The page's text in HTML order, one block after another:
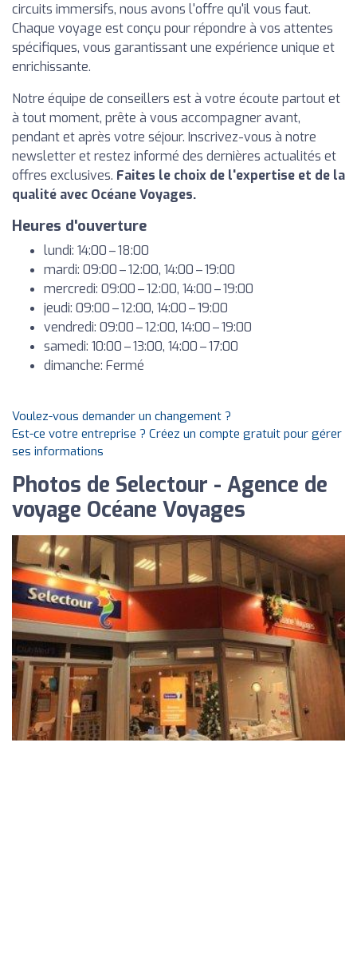
circuits immersifs, nous avons l'offre qu'il vous faut.
Chaque voyage est conçu pour répondre à vos attentes
spécifiques, vous garantissant une expérience unique et
enrichissante.
Notre équipe de conseillers est à votre écoute partout et
à tout moment, prête à vous accompagner avant,
pendant et après votre séjour. Inscrivez-vous à notre
newsletter et restez informé des dernières actualités et
offres exclusives. Faites le choix de l'expertise et de la
qualité avec Océane Voyages.
Heures d'ouverture
lundi: 14:00 – 18:00
mardi: 09:00 – 12:00, 14:00 – 19:00
mercredi: 09:00 – 12:00, 14:00 – 19:00
jeudi: 09:00 – 12:00, 14:00 – 19:00
vendredi: 09:00 – 12:00, 14:00 – 19:00
samedi: 10:00 – 13:00, 14:00 – 17:00
dimanche: Fermé
Voulez-vous demander un changement ?
Est-ce votre entreprise ? Créez un compte gratuit pour gérer
ses informations
Photos de Selectour - Agence de
voyage Océane Voyages